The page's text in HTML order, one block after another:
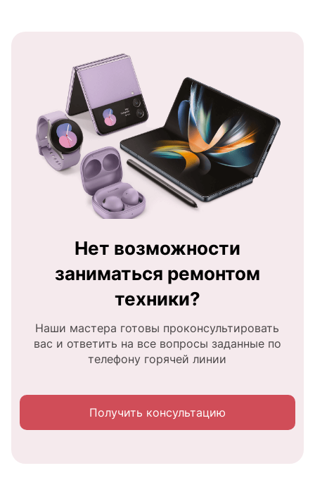
Нет возможности
заниматься ремонтом
техники?
Наши мастера готовы проконсультировать
вас и ответить на все вопросы заданные по
телефону горячей линии
Получить консультацию